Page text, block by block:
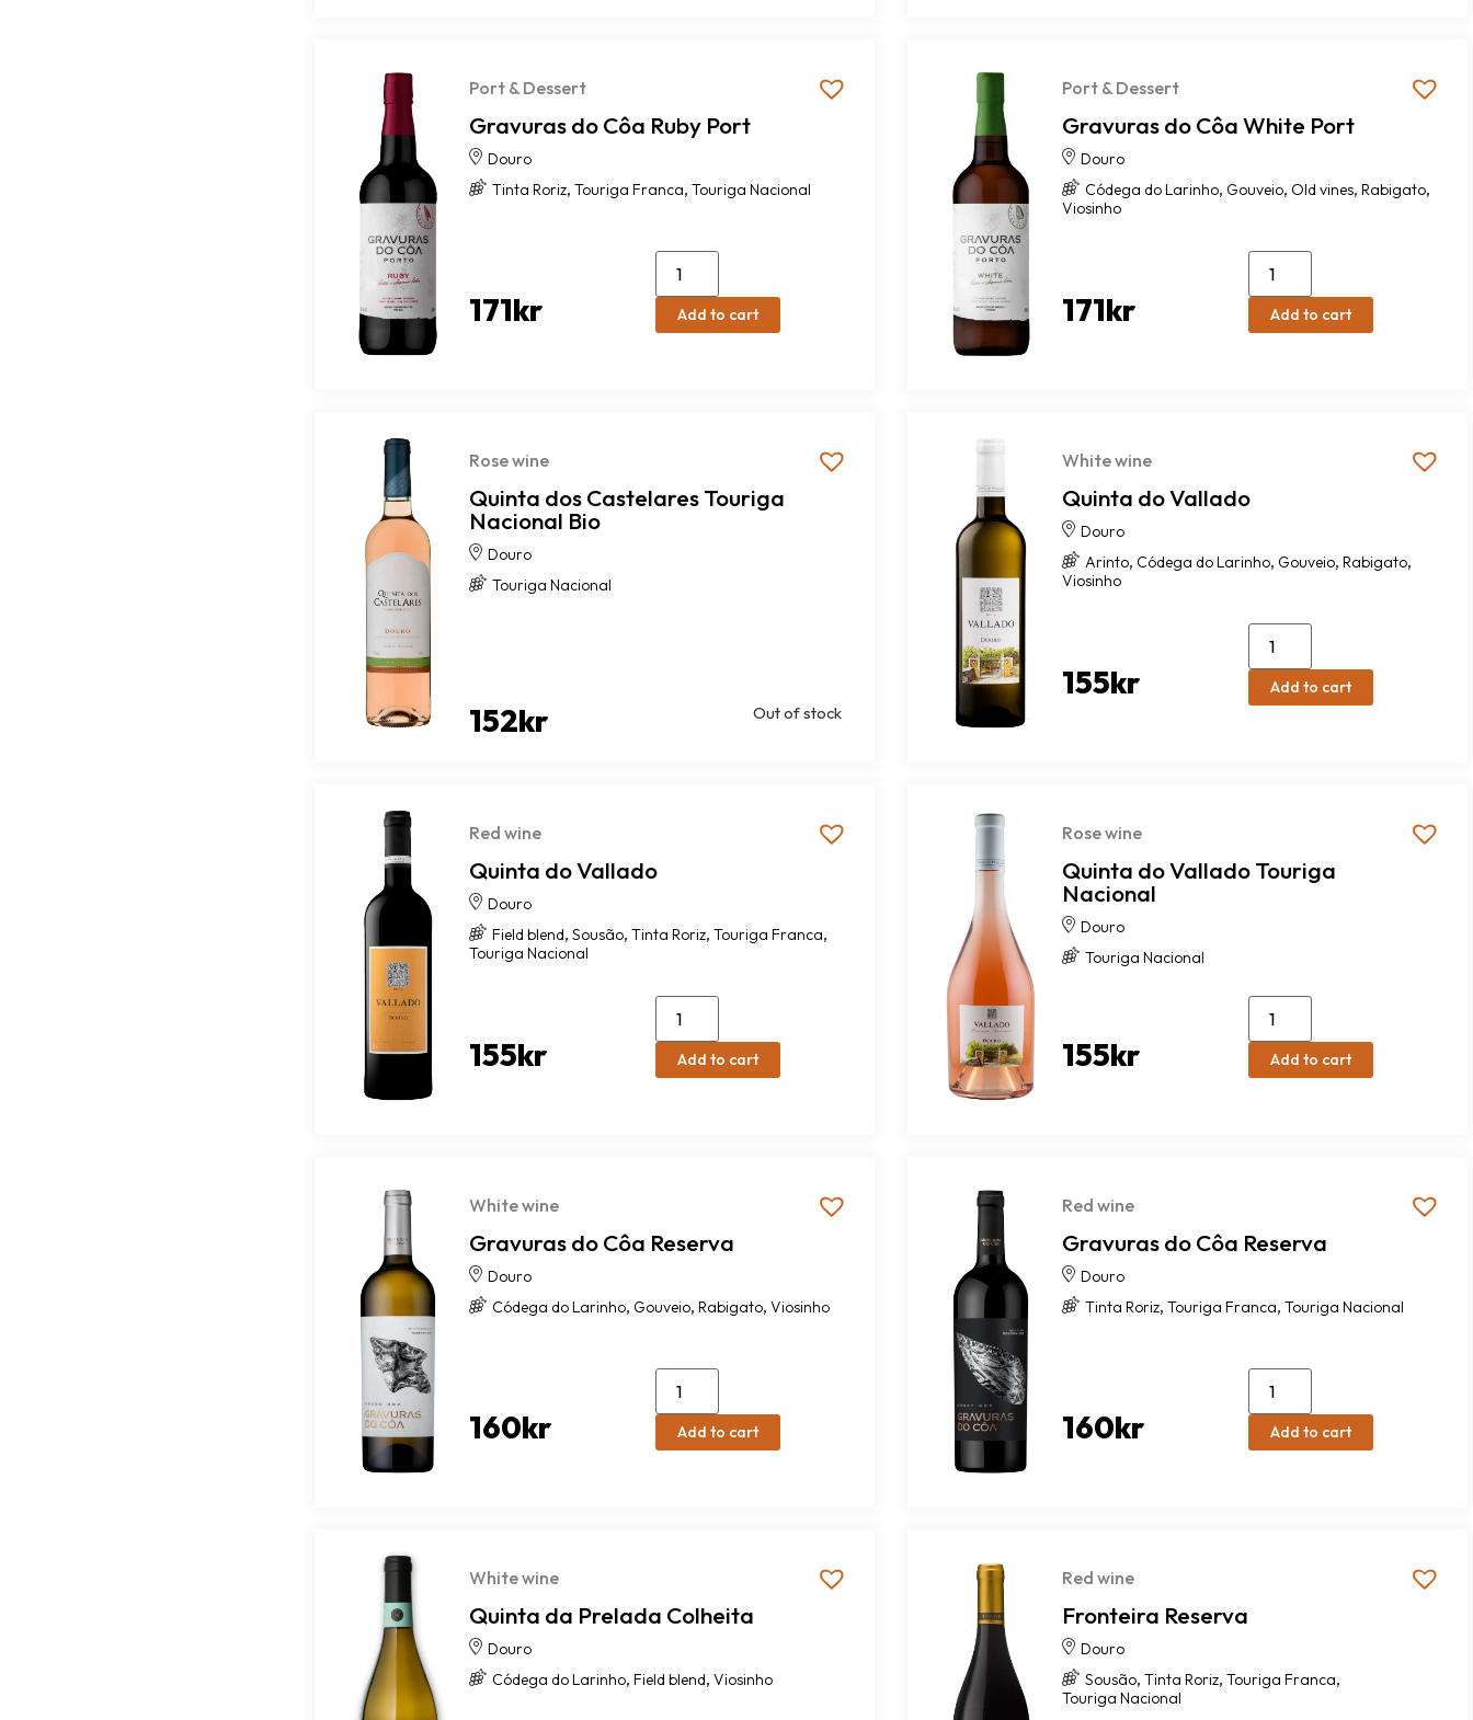
Port & Dessert
Gravuras do Côa Ruby Port
Douro
Tinta Roriz, Touriga Franca, Touriga Nacional
171kr Add to cart
Port & Dessert
Gravuras do Côa White Port
Douro
Códega do Larinho, Gouveio, Old vines, Rabigato,
Viosinho
171kr Add to cart
Rose wine
Quinta dos Castelares Touriga
Nacional Bio
Douro
Touriga Nacional
152kr Out of stock
White wine
Quinta do Vallado
Douro
Arinto, Códega do Larinho, Gouveio, Rabigato,
Viosinho
155kr Add to cart
Red wine
Quinta do Vallado
Douro
Field blend, Sousão, Tinta Roriz, Touriga Franca,
Touriga Nacional
155kr Add to cart
Rose wine
Quinta do Vallado Touriga
Nacional
Douro
Touriga Nacional
155kr Add to cart
White wine
Gravuras do Côa Reserva
Douro
Códega do Larinho, Gouveio, Rabigato, Viosinho
160kr Add to cart
Red wine
Gravuras do Côa Reserva
Douro
Tinta Roriz, Touriga Franca, Touriga Nacional
160kr Add to cart
White wine
Quinta da Prelada Colheita
Douro
Códega do Larinho, Field blend, Viosinho
Red wine
Fronteira Reserva
Douro
Sousão, Tinta Roriz, Touriga Franca,
Touriga Nacional